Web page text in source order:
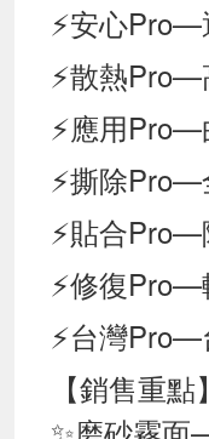
⚡安心
⚡散熱
⚡應用
⚡撕除
⚡貼合
⚡修復
⚡台灣
【銷售重點】